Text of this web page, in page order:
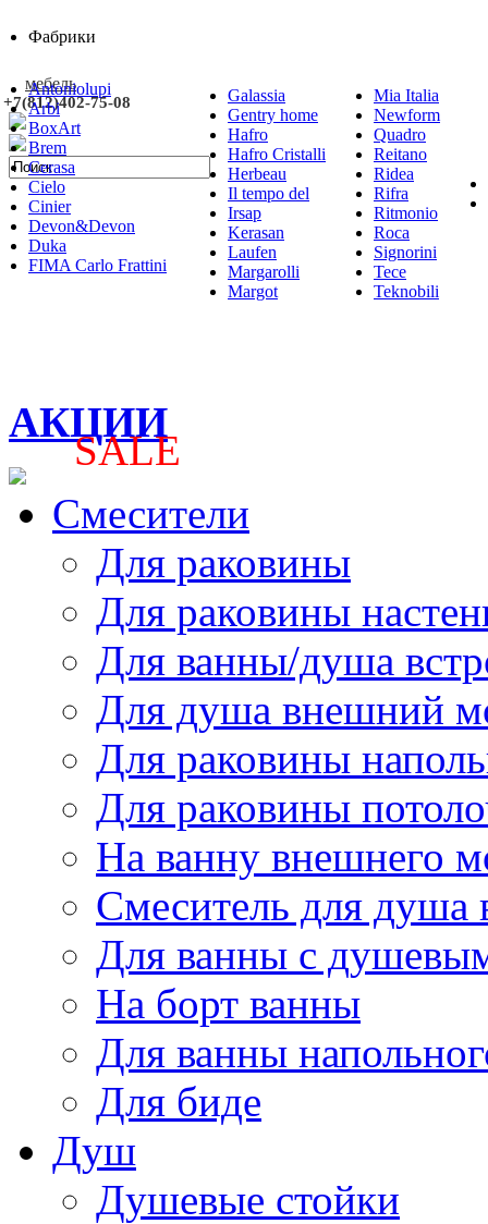
Фабрики
Antoniolupi
Arbi
BoxArt
Brem
Cerasa
Cielo
Cinier
Devon&Devon
Duka
FIMA Carlo Frattini
Galassia
Gentry home
Hafro
Hafro Cristalli
Herbeau
Il tempo del
Irsap
Kerasan
Laufen
Margarolli
Margot
Mia Italia
Newform
Quadro
Reitano
Ridea
Rifra
Ritmonio
Roca
Signorini
Tece
Teknobili
мебель
+7(812)402-75-08
АКЦИИ
SALE
Смесители
Для раковины
Для раковины
Для ванны/душа
Для душа внешний
Для раковины
Для раковины
На ванну внешнего
Смеситель для душа
Для ванны с
На борт ванны
Для ванны
Для биде
Душ
Душевые стойки